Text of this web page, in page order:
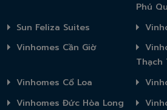
Phú
Sun Feliza Suites
Vinhomes Cần Giờ
Thạch
Vinhomes Cổ Loa
Vinhomes Đức Hòa Long